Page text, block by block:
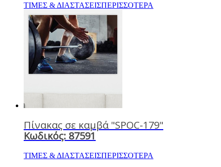
ΤΙΜΕΣ & ΔΙΑΣΤΑΣΕΙΣΠΕΡΙΣΣΟΤΕΡΑ
Πίνακας σε καμβά "SPOC-179"
Κωδικός: 87591
ΤΙΜΕΣ & ΔΙΑΣΤΑΣΕΙΣΠΕΡΙΣΣΟΤΕΡΑ